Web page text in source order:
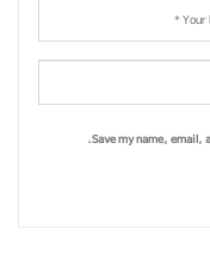
Save my name, email,